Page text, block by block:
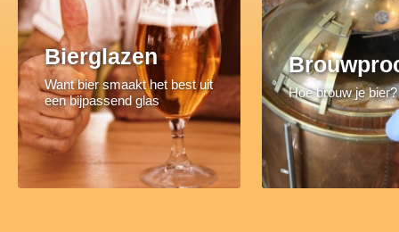
Bierglazen
Want bier smaakt het best uit
een bijpassend glas
Hoe brouw je bier?